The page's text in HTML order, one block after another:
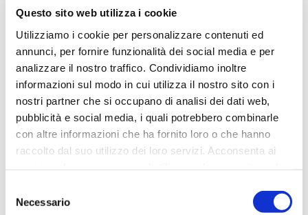
Questo sito web utilizza i cookie
Utilizziamo i cookie per personalizzare contenuti ed
annunci, per fornire funzionalità dei social media e per
analizzare il nostro traffico. Condividiamo inoltre
informazioni sul modo in cui utilizza il nostro sito con i
nostri partner che si occupano di analisi dei dati web,
pubblicità e social media, i quali potrebbero combinarle
con altre informazioni che ha fornito loro o che hanno
raccolto dal suo utilizzo dei loro servizi. Acconsenta ai
delNecessario
IGIESAN
IGIESAN, per le sue particolari proprietà, risult...
APPROFONDISCI